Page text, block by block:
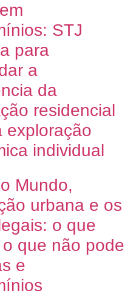
STJ
para
a
da
residencial
exploração
individual
Mundo,
urbana e os
o que
que não pode
e